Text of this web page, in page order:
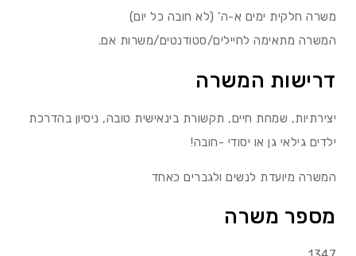
משרה חלקית ימים א-ה’ (לא חובה כל יום)
המשרה מתאימה לחיילים/סטודנטים/משרות אם.
דרישות המשרה
יצירתיות, שמחת חיים, תקשורת בינאישית טובה, ניסיון בהדרכת
ילדים גילאי גן או יסודי -חובה!
המשרה מיועדת לנשים ולגברים כאחד
מספר משרה